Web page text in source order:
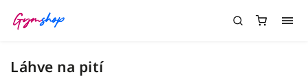
Láhve na pití